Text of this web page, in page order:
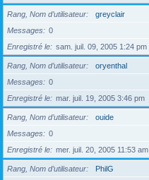
Rang, Nom d’utilisateur
greyclair
Messages
0
Enregistré le
sam. juil. 09, 2005 1:24 pm
Rang, Nom d’utilisateur
oryenthal
Messages
0
Enregistré le
mar. juil. 19, 2005 3:46 pm
Rang, Nom d’utilisateur
ouide
Messages
0
Enregistré le
mer. juil. 20, 2005 11:53 am
Rang, Nom d’utilisateur
PhilG